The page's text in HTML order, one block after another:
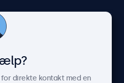
for direkte kontakt med en